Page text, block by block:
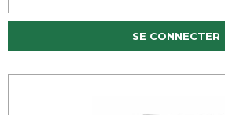
SE CONNECTER